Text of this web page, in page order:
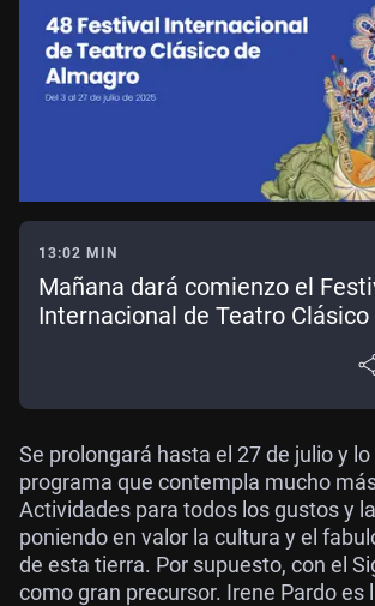
13:02 MIN
Mañana dará comienzo el
Internacional de Teatro
Se prolongará hasta el 27 de julio y
programa que contempla mucho
Actividades para todos los gustos y
poniendo en valor la cultura y el
de esta tierra. Por supuesto, con el
como gran precursor. Irene Pardo es